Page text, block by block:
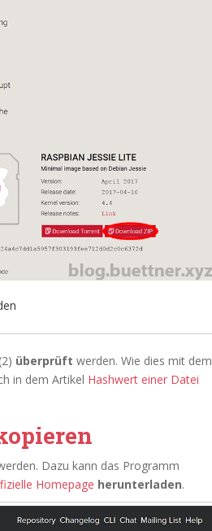
(2) überprüft werden. Wie dies mit dem
in dem Artikel Hashwert einer Datei
Dazu kann das Programm
Homepage herunterladen.